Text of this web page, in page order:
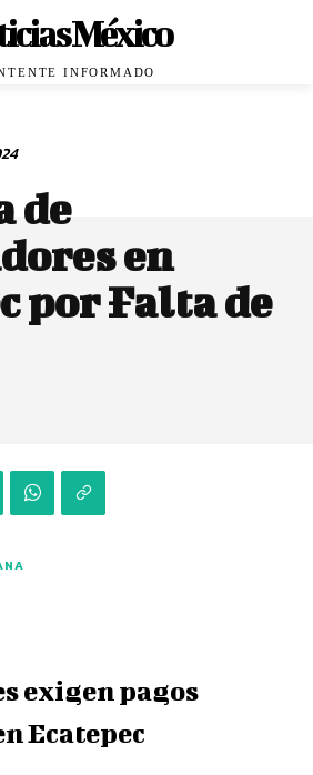
México
INFORMADO
de
en
por Falta de
exigen pagos
Ecatepec